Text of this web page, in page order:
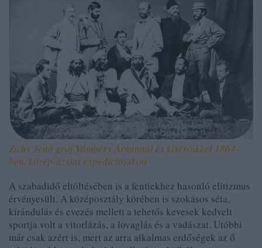
Zichy Jenő gróf Vámbéry Árminnal és kísérőikkel 1864-
ben, közép-ázsiai expedíciójukon
A szabadidő eltöltésében is a fentiekhez hasonló elitizmus
érvényesült. A középosztály körében is szokásos séta,
kirándulás és evezés mellett a tehetős kevesek kedvelt
sportja volt a vitorlázás, a lovaglás és a vadászat. Utóbbi
már csak azért is, mert az arra alkalmas erdőségek az ő